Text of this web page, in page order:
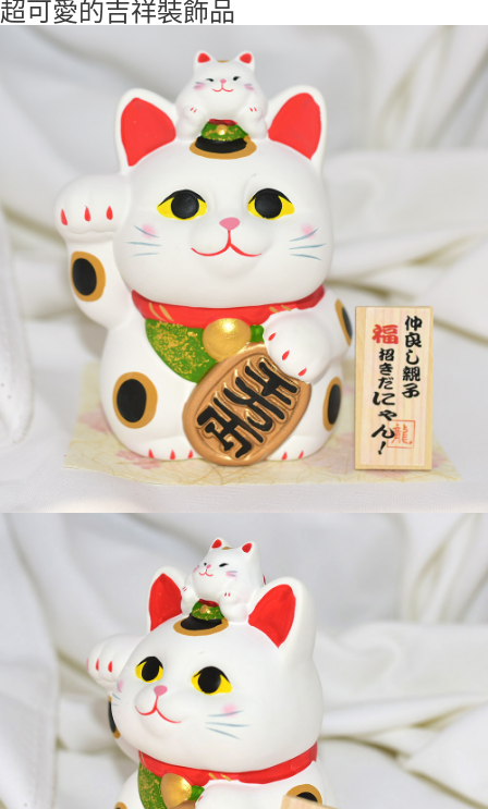
付款後7-11取貨
每筆NT$65，滿NT$999(含以上)免運費
每筆NT$100，滿NT$999(含以上)免運費
超可愛的吉祥裝飾品